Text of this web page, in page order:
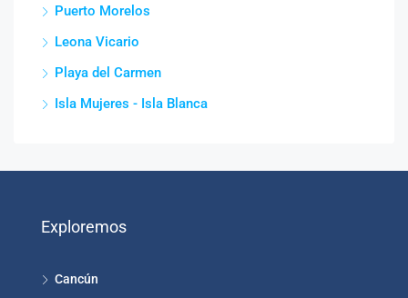
Puerto Morelos
Leona Vicario
Playa del Carmen
Isla Mujeres - Isla Blanca
Exploremos
Cancún